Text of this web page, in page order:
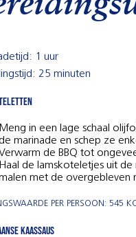
1 uur
25 minuten
Meng in een lage schaal
de marinade en schep ze
de BBQ tot
Haal de lamskoteletjes uit
met de overgebleven
PER PERSOON: 545
kaassaus